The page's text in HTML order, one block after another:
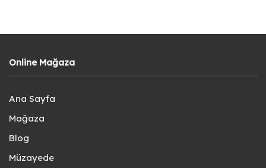
Online Mağaza
Ana Sayfa
Mağaza
Blog
Müzayede